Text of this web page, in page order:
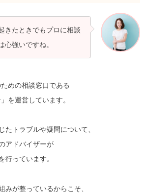
きたときでもプロに相談
心強いですね。
めの相談窓口である
を運営しています。
たトラブルや疑問について、
アドバイザーが
行っています。
みが整っているからこそ、